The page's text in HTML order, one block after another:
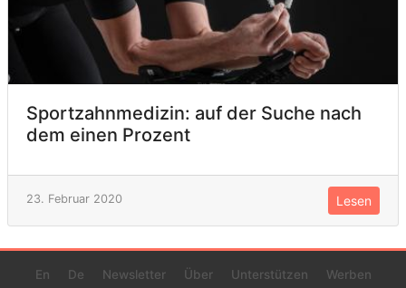
Sportzahnmedizin: auf der Suche nach
dem einen Prozent
23. Februar 2020 Lesen
En De Newsletter Über Unterstützen
Werben